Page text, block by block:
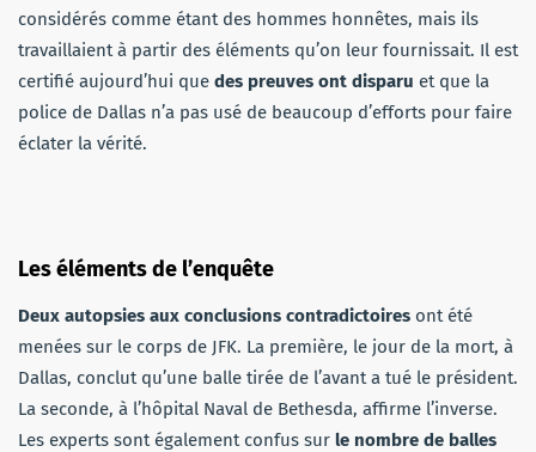
considérés comme étant des hommes honnêtes, mais ils
travaillaient à partir des éléments qu’on leur fournissait. Il est
certifié aujourd’hui que des preuves ont disparu et que la
police de Dallas n’a pas usé de beaucoup d’efforts pour faire
éclater la vérité.
Les éléments de l’enquête
Deux autopsies aux conclusions contradictoires ont été
menées sur le corps de JFK. La première, le jour de la mort, à
Dallas, conclut qu’une balle tirée de l’avant a tué le président.
La seconde, à l’hôpital Naval de Bethesda, affirme l’inverse.
Les experts sont également confus sur le nombre de balles